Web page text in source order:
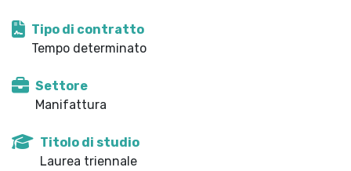
Tipo di contratto
Tempo determinato
Settore
Manifattura
Titolo di studio
Laurea triennale